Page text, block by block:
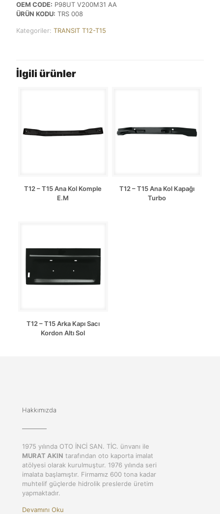
OEM CODE: P98UT V200M31 AA
ÜRÜN KODU: TRS 008
Kategoriler: TRANSIT T12-T15
İlgili ürünler
T12 – T15 Ana Kol Komple
E.M
T12 – T15 Ana Kol Kapağı
Turbo
T12 – T15 Arka Kapı Sacı
Kordon Altı Sol
Hakkımızda
1975 yılında OTO İNCİ SAN. TİC. ünvanı ile
MURAT AKIN tarafından oto kaporta imalat
atölyesi olarak kurulmuştur. 1976 yılında seri
imalata başlamıştır. Firmamız 600 tona kadar
muhtelif güçlerde hidrolik preslerde üretim
yapmaktadır.
Devamını Oku